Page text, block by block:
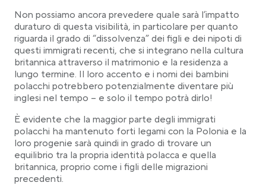
Non possiamo ancora prevedere quale sarà l’impatto
duraturo di questa visibilità, in particolare per quanto
riguarda il grado di “dissolvenza” dei figli e dei nipoti di
questi immigrati recenti, che si integrano nella cultura
britannica attraverso il matrimonio e la residenza a
lungo termine. Il loro accento e i nomi dei bambini
polacchi potrebbero potenzialmente diventare più
inglesi nel tempo – e solo il tempo potrà dirlo!
È evidente che la maggior parte degli immigrati
polacchi ha mantenuto forti legami con la Polonia e la
loro progenie sarà quindi in grado di trovare un
equilibrio tra la propria identità polacca e quella
britannica, proprio come i figli delle migrazioni
precedenti.